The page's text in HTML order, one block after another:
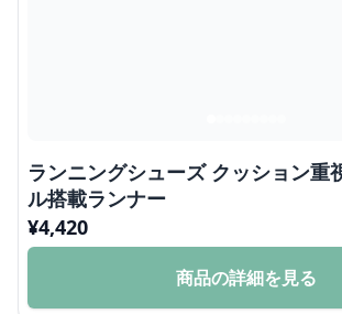
ランニングシューズ クッション重
ル搭載ランナー
¥4,420
商品の詳細を見る